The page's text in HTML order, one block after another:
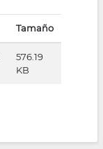
Tamaño
576.19
KB